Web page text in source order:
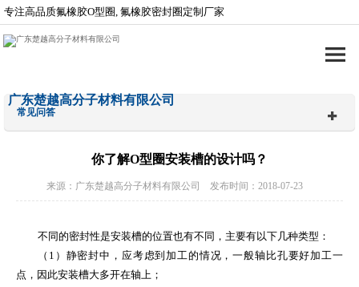
专注高品质氟橡胶O型圈, 氟橡胶密封圈定制厂家
广东楚越高分子材料有限公司
常见问答
你了解O型圈安装槽的设计吗？
来源：广东楚越高分子材料有限公司 发布时间：2018-07-23
不同的密封性是安装槽的位置也有不同，主要有以下几种类型：
（ 1 ）静密封中，应考虑到加工的情况，一般轴比孔要好加工一
点，因此安装槽大多开在轴上；